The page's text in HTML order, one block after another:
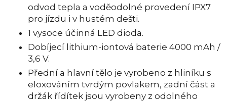
odvod tepla a voděodolné provedení IPX7
pro jízdu i v hustém dešti.
1 vysoce účinná LED dioda.
Dobíjecí lithium-iontová baterie 4000 mAh /
3,6 V.
Přední a hlavní tělo je vyrobeno z hliníku s
eloxováním tvrdým povlakem, zadní část a
držák řídítek jsou vyrobeny z odolného